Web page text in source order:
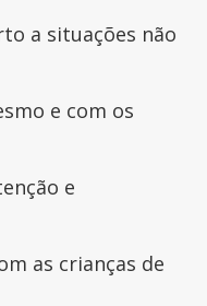
a situações não
e com os
e
as crianças de